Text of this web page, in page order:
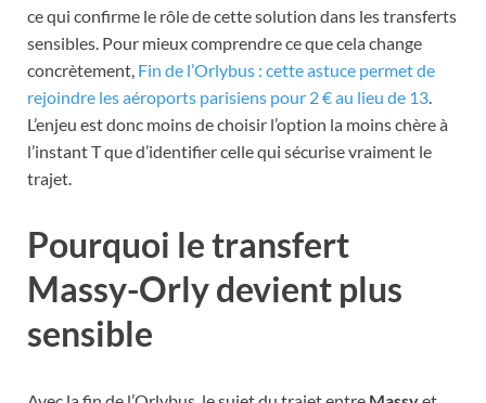
ce qui confirme le rôle de cette solution dans les transferts
sensibles. Pour mieux comprendre ce que cela change
concrètement, Fin de l’Orlybus : cette astuce permet de
rejoindre les aéroports parisiens pour 2 € au lieu de 13
L’enjeu est donc moins de choisir l’option la moins chère à
l’instant T que d’identifier celle qui sécurise vraiment le
trajet.
Pourquoi le transfert
Massy-Orly devient plus
sensible